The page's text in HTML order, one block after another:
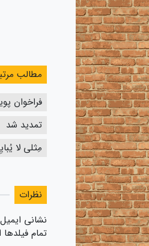
مطالب
فراخوان
تمدید شد
مِثلی لا
نظرات
نشانی
تمام